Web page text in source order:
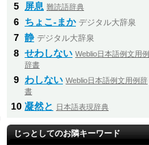
5 屏息 難読語辞典
6 ちょこ‐まか デジタル大辞泉
7 静 デジタル大辞泉
8 せわしない Weblio日本語例文用例
辞書
9 わしない Weblio日本語例文用例辞
書
10 凝然と 日本語表現辞典
じっとしてのお隣キーワード